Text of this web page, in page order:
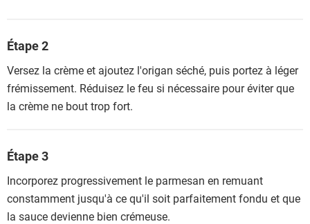
Étape 2
Versez la crème et ajoutez l'origan séché, puis portez à léger
frémissement. Réduisez le feu si nécessaire pour éviter que
la crème ne bout trop fort.
Étape 3
Incorporez progressivement le parmesan en remuant
constamment jusqu'à ce qu'il soit parfaitement fondu et que
la sauce devienne bien crémeuse.